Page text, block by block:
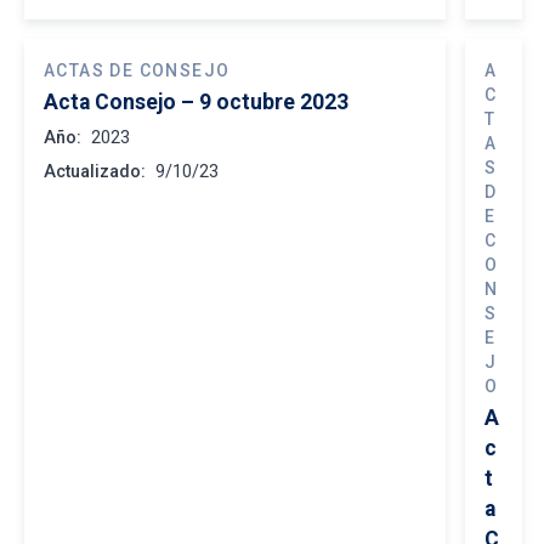
ACTAS DE CONSEJO
Acta Consejo – 9 octubre 2023
Año: 2023
Actualizado: 9/10/23
A
C
T
A
S
D
E
C
O
N
S
E
J
O
A
c
t
a
C